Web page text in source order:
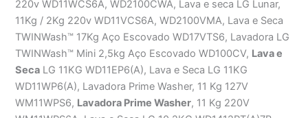
220v WD11WCS6A, WD2100CWA, Lava e seca LG Lunar,
11Kg / 2Kg 220v WD11VCS6A, WD2100VMA, Lava e Seca
TWINWash™ 17Kg Aço Escovado WD17VTS6, Lavadora LG
TWINWash™ Mini 2,5kg Aço Escovado WD100CV, Lava e
Seca LG 11KG WD11EP6(A), Lava e Seca LG 11KG
WD11WP6(A), Lavadora Prime Washer, 11 Kg 127V
WM11WPS6, Lavadora Prime Washer, 11 Kg 220V